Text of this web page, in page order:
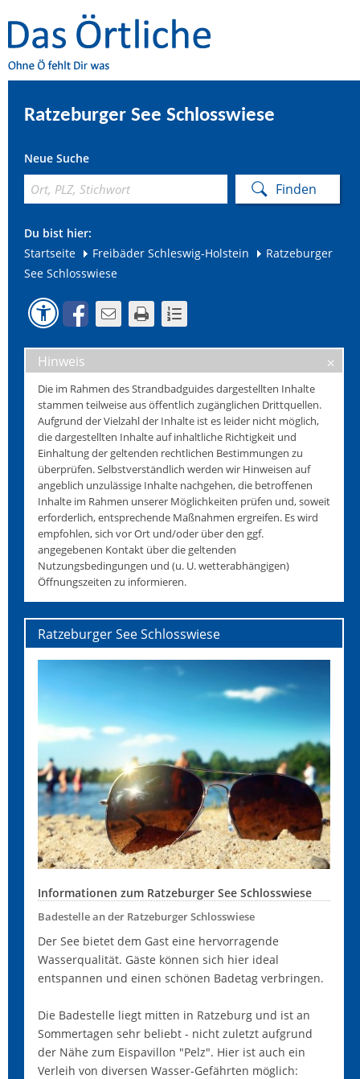
Ratzeburger See Schlosswiese
Neue Suche
Du bist hier:
Startseite
Freibäder Schleswig-Holstein
Ratzeburger
See Schlosswiese
Hinweis
Die im Rahmen des Strandbadguides dargestellten Inhalte
stammen teilweise aus öffentlich zugänglichen Drittquellen.
Aufgrund der Vielzahl der Inhalte ist es leider nicht möglich,
die dargestellten Inhalte auf inhaltliche Richtigkeit und
Einhaltung der geltenden rechtlichen Bestimmungen zu
überprüfen. Selbstverständlich werden wir Hinweisen auf
angeblich unzulässige Inhalte nachgehen, die betroffenen
Inhalte im Rahmen unserer Möglichkeiten prüfen und, soweit
erforderlich, entsprechende Maßnahmen ergreifen. Es wird
empfohlen, sich vor Ort und/oder über den ggf.
angegebenen Kontakt über die geltenden
Nutzungsbedingungen und (u. U. wetterabhängigen)
Öffnungszeiten zu informieren.
Ratzeburger See Schlosswiese
Informationen zum Ratzeburger See Schlosswiese
Badestelle an der Ratzeburger Schlosswiese
Der See bietet dem Gast eine hervorragende
Wasserqualität. Gäste können sich hier ideal
entspannen und einen schönen Badetag verbringen.
Die Badestelle liegt mitten in Ratzeburg und ist an
Sommertagen sehr beliebt - nicht zuletzt aufgrund
der Nähe zum Eispavillon "Pelz". Hier ist auch ein
Verleih von diversen Wasser-Gefährten möglich: